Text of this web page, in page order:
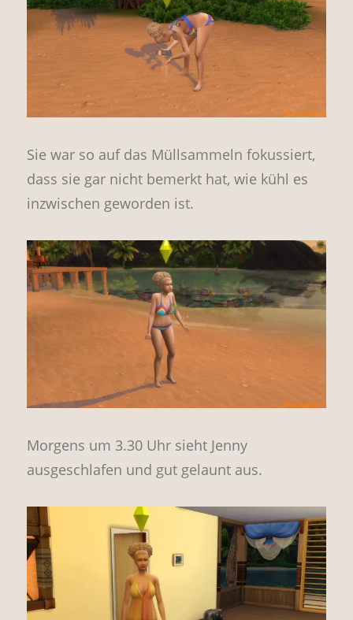
Sie war so auf das Müllsammeln fokussiert,
dass sie gar nicht bemerkt hat, wie kühl es
inzwischen geworden ist.
Morgens um 3.30 Uhr sieht Jenny
ausgeschlafen und gut gelaunt aus.